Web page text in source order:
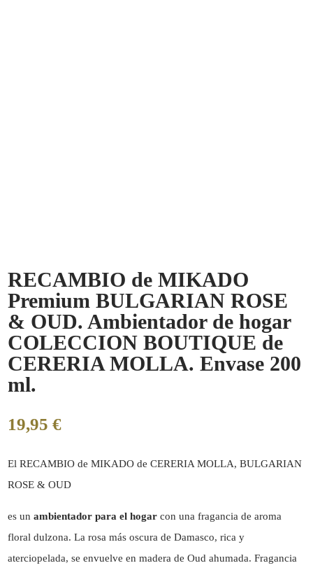
RECAMBIO de MIKADO
Premium BULGARIAN ROSE
& OUD. Ambientador de hogar
COLECCION BOUTIQUE de
CERERIA MOLLA. Envase 200
ml.
19,95€
El RECAMBIO de MIKADO de CERERIA MOLLA, BULGARIAN
ROSE & OUD
es unambientador para el hogarcon una fragancia de aroma
floral dulzona. La rosa más oscura de Damasco, rica y
aterciopelada, se envuelve en madera de Oud ahumada. Fragancia